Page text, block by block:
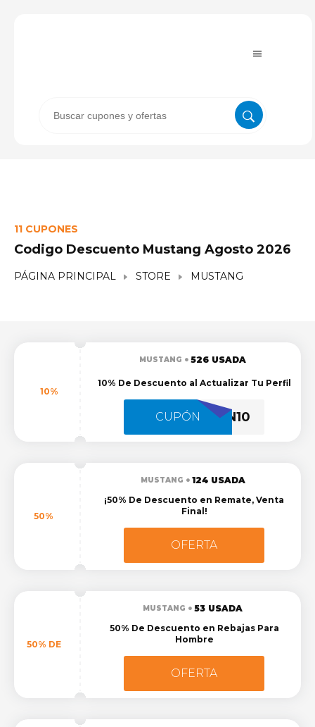
11 CUPONES
Codigo Descuento Mustang Agosto 2026
PÁGINA PRINCIPAL STORE MUSTANG
10%
MUSTANG 526 USADA
10% De Descuento al Actualizar Tu Perfil
CUPÓN GEN10
50%
MUSTANG
124 USADA
¡50% De Descuento en Remate, Venta
Final!
OFERTA
50% DE
MUSTANG
53 USADA
50% De Descuento en Rebajas Para
Hombre
OFERTA